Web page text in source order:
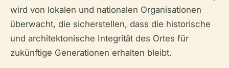
wird von lokalen und nationalen Organisationen
überwacht, die sicherstellen, dass die historische
und architektonische Integrität des Ortes für
zukünftige Generationen erhalten bleibt.